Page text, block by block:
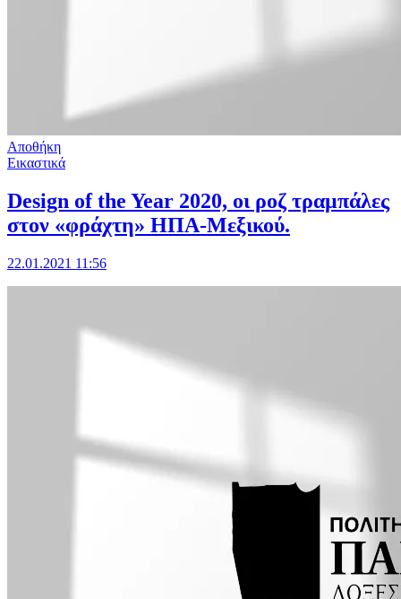
Αποθήκη
Εικαστικά
Design of the Year 2020, οι ροζ τραμπάλες
στον «φράχτη» ΗΠΑ-Μεξικού.
22.01.2021 11:56